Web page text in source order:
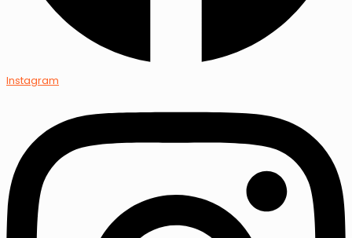
Instagram